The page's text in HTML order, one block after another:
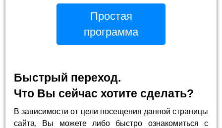
Простая
программа
Быстрый переход.
Что Вы сейчас хотите сделать?
В зависимости от цели посещения данной страницы
сайта, Вы можете либо быстро ознакомиться с